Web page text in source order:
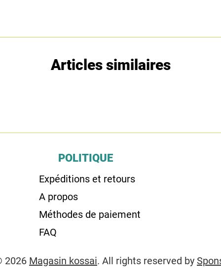
Articles similaires
POLITIQUE
Expéditions et retours
A propos
Méthodes de paiement
FAQ
2026 Magasin kossai. All rights reserved by